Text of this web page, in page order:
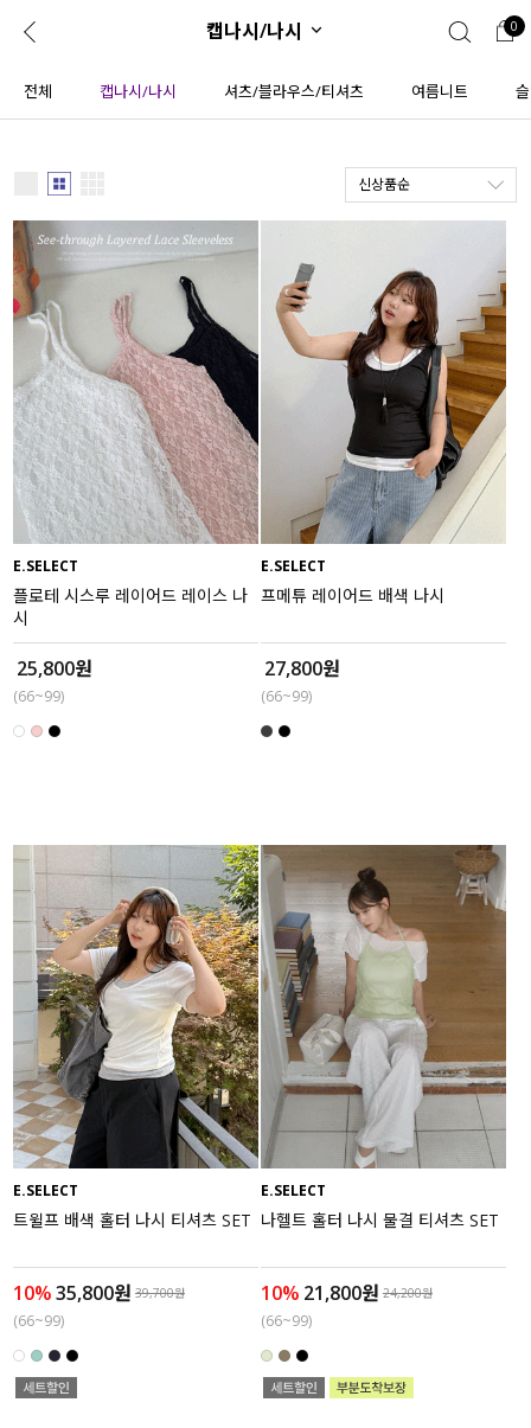
로그인 0
ENG
JP
회원혜택 입
CATEGORY
도착보장⚡
인플루언서 pick!
신상 5%
베스트
MADE
세트할인 ~30%
하객룩
살안타템
110사이즈
티셔츠
팬츠
셔츠
원피스
니트
액티브
아우터
스커트
언더웨어/파자마
코디템
FIT ZOOM
ALL
익스클루시브
니트
블라우스
팬츠
스커트
언더웨어
ACC
캡나시/나시 0
전체 캡나시/나시 셔츠/블라우스/티셔츠 여름니트
신상품순
E.SELECT
플로테 시스루 레이어드 레이스 나
시
25,800원
(66~99)
E.SELECT
프메튜 레이어드 배색 나시
27,800원
(66~99)
E.SELECT
트윌프 배색 홀터 나시 티셔츠 SET
10%35,800원 39,700원
(66~99)
E.SELECT
나헬트 홀터 나시 물결 티셔츠 SET
10% 21,800원 24,200원
(66~99)